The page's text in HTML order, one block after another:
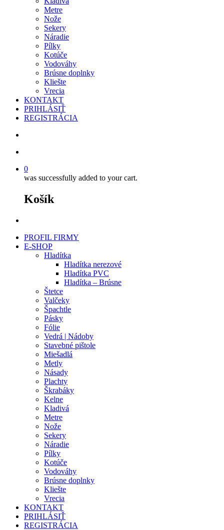
Metre
Nože
Sekery
Náradie
Pílky
Kotúče
Vodováhy
Brúsne doplnky
Kliešte
Vrecia
KONTAKT
PRIHLÁSIŤ
REGISTRÁCIA
0
was successfully added to your cart.
Košík
PROFIL FIRMY
E-SHOP
Hladítka
Hladítka nerezové
Hladítka PVC
Hladítka – Brúsne
Štetce
Valčeky
Špachtle
Pásky
Fólie
Vedrá | Nádoby
Stavebné pištole
Miešadlá
Metly
Násady
Plachty
Škrabáky
Kelne
Kladivá
Metre
Nože
Sekery
Náradie
Pílky
Kotúče
Vodováhy
Brúsne doplnky
Kliešte
Vrecia
KONTAKT
PRIHLÁSIŤ
REGISTRÁCIA